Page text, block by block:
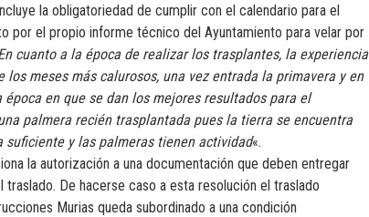
la obligatoriedad de cumplir con el calendario para el
por el propio informe técnico del Ayuntamiento para velar por
cuanto a la época de realizar los trasplantes, la experiencia
los meses más calurosos, una vez entrada la primavera y en
época en que se dan los mejores resultados para el
palmera recién trasplantada pues la tierra se encuentra
suficiente y las palmeras tienen actividad«.
la autorización a una documentación que deben entregar
traslado. De hacerse caso a esta resolución el traslado
Murias queda subordinado a una condición